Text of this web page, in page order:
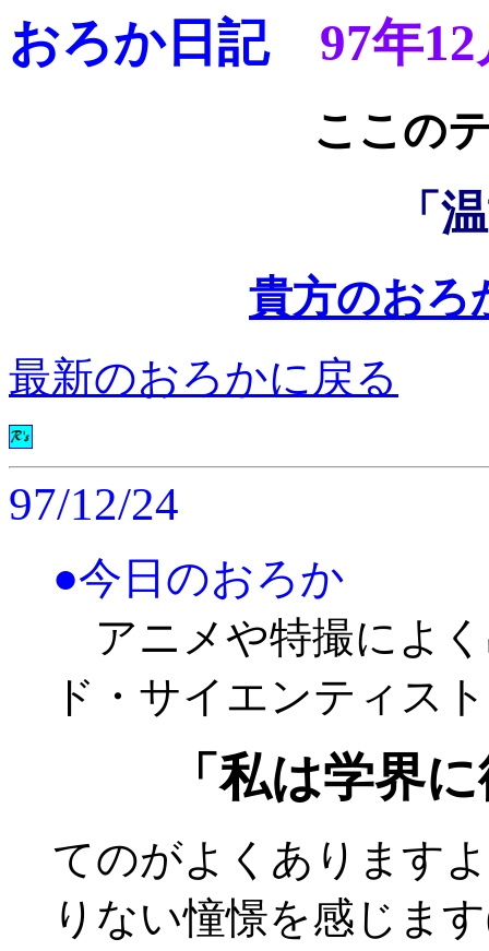
おろか日記 97年
ここ
「
貴方のおろ
最新のおろかに戻る
97/12/24
●今日のおろか
アニメや特撮によ
ド・サイエンティス
「私は学界
てのがよくあります
りない憧憬を感じま